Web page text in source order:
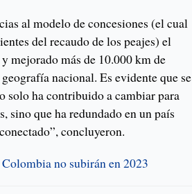
al modelo de concesiones (el cual
del recaudo de los peajes) el
mejorado más de 10.000 km de
nacional. Es evidente que se
solo ha contribuido a cambiar para
sino que ha redundado en un país
concluyeron.
no subirán en 2023